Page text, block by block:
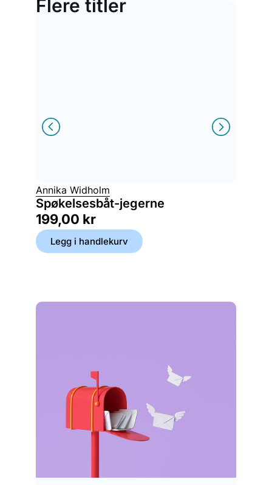
Flere titler
Annika Widholm
Spøkelsesbåt-jegerne
199,00 kr
Legg i handlekurv